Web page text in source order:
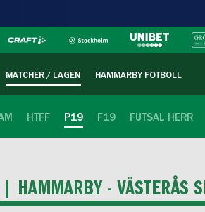
MATCHER / LAGEN HAMMARBY FOTBOLL
HTFF P19 F19 FUTSAL HERR
| HAMMARBY - VÄSTERÅS